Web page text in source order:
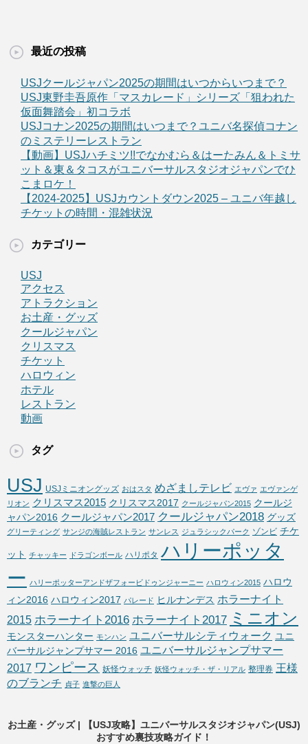
最近の投稿
USJクールジャパン2025の期間はいつからいつまで？
USJ東野圭吾原作「マスカレード」シリーズ「狙われた
仮面舞踏会」初コラボ
USJコナン2025の期間はいつまで？ユニバ名探偵コナン
のミステリーレストラン
【動画】USJハチミツ!!でなかむら＆はーたみん＆トミサ
ット＆東＆タコスがユニバーサルスタジオジャパンでひ
こまロケ！
【2024-2025】USJカウントダウン2025 – ユニバ年越し
チケットの時間・混雑状況
カテゴリー
USJ
アクセス
アトラクション
お土産・グッズ
クールジャパン
クリスマス
チケット
ハロウィン
ホテル
レストラン
動画
タグ
USJ USJミニオングッズ おはスタ めざましテレビ エヴァ エヴァンゲ
リオン クリスマス2015 クリスマス2017 クールジャパン2015 クールジ
ャパン2016 クールジャパン2017 クールジャパン2018 グッズ
グリーティング サンジの海賊レストラン サンレス ジュラシックパーク ゾンビ チケ
ット チャッキー ドラゴンボール ハリポタ ハリーポッタ
ー ハリーポッターアンドザフォービドゥンジャーニー ハロウィン2015 ハロウ
ィン2016 ハロウィン2017 パレード ヒルナンデス ホラーナイト
2015 ホラーナイト2016 ホラーナイト2017 ミニオン
モンスターハンター モンハン ユニバーサルシティウォーク ユニ
バーサルジャンプサマー 2016 ユニバーサルジャンプサマー
2017 ワンピース 妖怪ウォッチ 妖怪ウォッチ・ザ・リアル 整理券 王様
のブランチ 貞子 進撃の巨人
お土産・グッズ | 【USJ攻略】ユニバーサルスタジオジャパン(USJ)
おすすめ裏技攻略ガイド！